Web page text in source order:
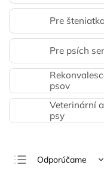
Pre
Pre psích
psov
Veterinární
psy
Odporúčame